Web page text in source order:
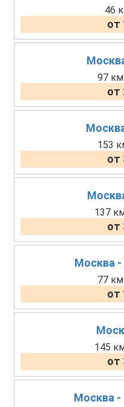
46
от
97
от
153
от
137
от
Москва
77
от
145
от
Москва -